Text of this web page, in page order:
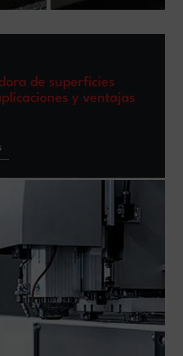
de superficies
y ventajas